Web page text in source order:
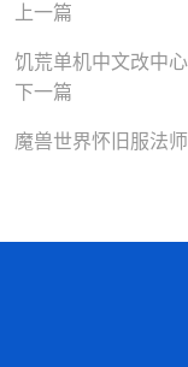
上一篇
饥荒单机中文改中
下一篇
魔兽世界怀旧服法